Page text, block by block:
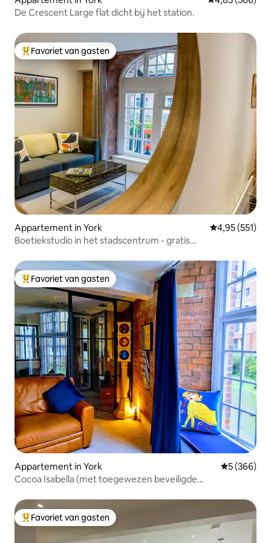
De Crescent Large flat dicht bij het station.
Topfavoriet van gasten
Favoriet van gasten
Appartement in York Gemiddelde
4,95 (551)
Boetiekstudio in het stadscentrum - gratis
Topfavoriet van gasten
Favoriet van gasten
Appartement in York
5 (366)
Cocoa Isabella (met toegewezen beveiligde
Topfavoriet van gasten
Favoriet van gasten